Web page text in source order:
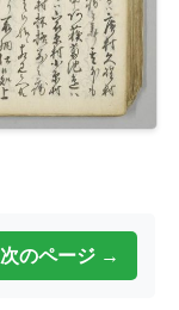
次のページ →